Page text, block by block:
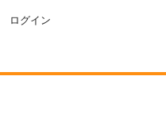
ログイン